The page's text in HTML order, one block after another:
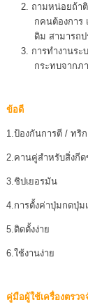
ถามหน่อยถ้า
กคนต้องการ
ดิม สามารถป
การทำงานร
กระทบจากภ
ข้อดี
1.ป้องกันการตี / ทริก
2.คานคู่สำหรับสิ่งกีด
3.ชิปเยอรมัน
4.การตั้งค่าปุ่มกดปุ่ม
5.ติดตั้งง่าย
6.ใช้งานง่าย
คู่มือผู้ใช้เครื่องตรวจ